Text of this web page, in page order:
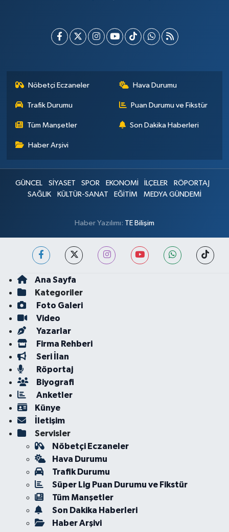
Nöbetçi Eczaneler Hava Durumu
Trafik Durumu Puan Durumu ve Fikstür
Tüm Manşetler Son Dakika Haberleri
Haber Arşivi
GÜNCEL SİYASET SPOR EKONOMİ İLÇELER
RÖPORTAJ
SAĞLIK
KÜLTÜR-SANAT EĞİTİM MEDYA GÜNDEMİ
Haber Yazılımı: TE Bilişim
Ana Sayfa
Kategoriler
Foto Galeri
Video
Yazarlar
Firma Rehberi
Seri İlan
Röportaj
Biyografi
Anketler
Künye
İletişim
Servisler
Nöbetçi Eczaneler
Hava Durumu
Trafik Durumu
Süper Lig Puan Durumu ve Fikstür
Tüm Manşetler
Son Dakika Haberleri
Haber Arşivi